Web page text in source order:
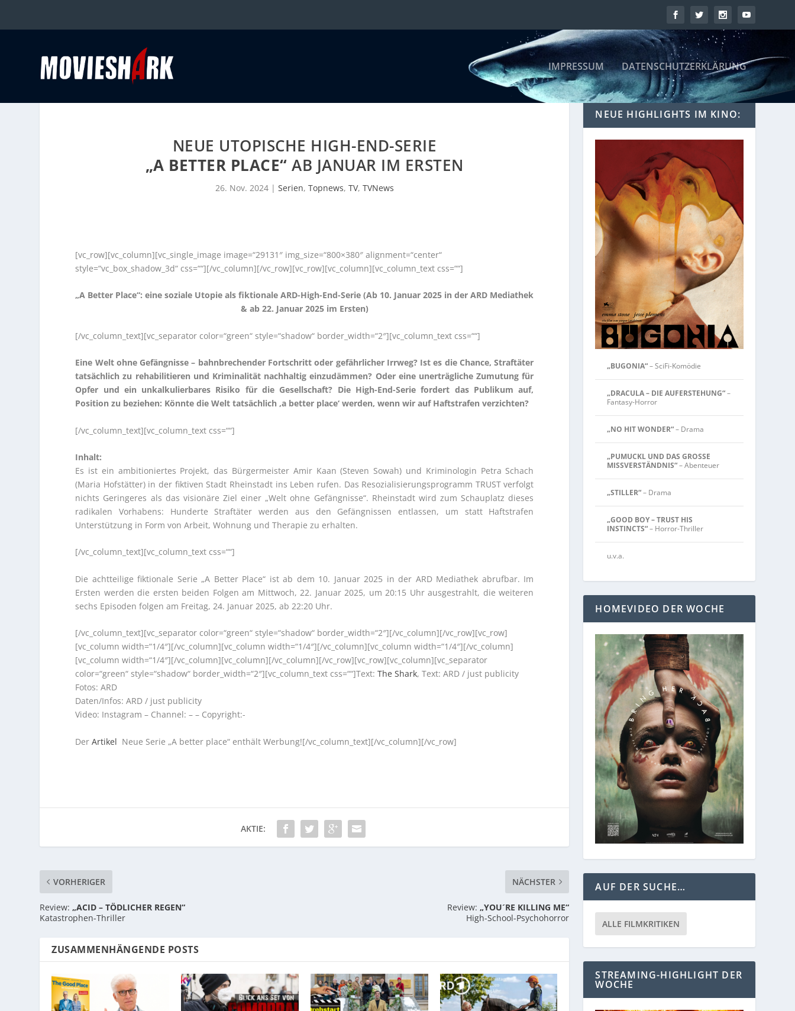
IMPRESSUM DATENSCHUTZERKLÄRUNG
NEUE UTOPISCHE HIGH-END-SERIE
„A BETTER PLACE“AB JANUAR IM ERSTEN
26. Nov. 2024| Serien, Topnews, TV, TVNews
[vc_row][vc_column][vc_single_image image=“29131″ img_size=“800×380″ alignment=“center“
style=“vc_box_shadow_3d“ css=““][/vc_column][/vc_row][vc_row][vc_column][vc_column_text css=““]
„A Better Place“: eine soziale Utopie als fiktionale ARD-High-End-Serie (Ab 10. Januar 2025 in der ARD Mediathek
& ab 22. Januar 2025 im Ersten)
[/vc_column_text][vc_separator color=“green“ style=“shadow“ border_width=“2″][vc_column_text css=““]
Eine Welt ohne Gefängnisse – bahnbrechender Fortschritt oder gefährlicher Irrweg? Ist es die Chance, Straftäter
tatsächlich zu rehabilitieren und Kriminalität nachhaltig einzudämmen? Oder eine unerträgliche Zumutung für
Opfer und ein unkalkulierbares Risiko für die Gesellschaft? Die High-End-Serie fordert das Publikum auf,
Position zu beziehen: Könnte die Welt tatsächlich ‚a better place‘ werden, wenn wir auf Haftstrafen verzichten?
[/vc_column_text][vc_column_text css=““]
Inhalt:
Es ist ein ambitioniertes Projekt, das Bürgermeister Amir Kaan (Steven Sowah) und Kriminologin Petra Schach
(Maria Hofstätter) in der fiktiven Stadt Rheinstadt ins Leben rufen. Das Resozialisierungsprogramm TRUST verfolgt
nichts Geringeres als das visionäre Ziel einer „Welt ohne Gefängnisse“. Rheinstadt wird zum Schauplatz dieses
radikalen Vorhabens: Hunderte Straftäter werden aus den Gefängnissen entlassen, um statt Haftstrafen
Unterstützung in Form von Arbeit, Wohnung und Therapie zu erhalten.
[/vc_column_text][vc_column_text css=““]
Die achtteilige fiktionale Serie „A Better Place“ ist ab dem 10. Januar 2025 in der ARD Mediathek abrufbar. Im
Ersten werden die ersten beiden Folgen am Mittwoch, 22. Januar 2025, um 20:15 Uhr ausgestrahlt, die weiteren
sechs Episoden folgen am Freitag, 24. Januar 2025, ab 22:20 Uhr.
[/vc_column_text][vc_separator color=“green“ style=“shadow“ border_width=“2″][/vc_column][/vc_row][vc_row]
[vc_column width=“1/4″][/vc_column][vc_column width=“1/4″][/vc_column][vc_column width=“1/4″][/vc_column]
[vc_column width=“1/4″][/vc_column][vc_column][/vc_column][/vc_row][vc_row][vc_column][vc_separator
color=“green“ style=“shadow“ border_width=“2″][vc_column_text css=““]Text:The Shark, Text: ARD / just publicity
Fotos: ARD
Daten/Infos: ARD / just publicity
Video: Instagram – Channel: – – Copyright:-
DerArtikel Neue Serie „A better place“ enthält Werbung![/vc_column_text][/vc_column][/vc_row]
AKTIE:
VORHERIGER
Review: „ACID – TÖDLICHER REGEN“
Katastrophen-Thriller
NÄCHSTER
Review: „YOU´RE KILLING ME“
High-School-Psychohorror
ZUSAMMENHÄNGENDE POSTS
NEUE HIGHLIGHTS IM KINO:
„BUGONIA“– SciFi-Komödie
„DRACULA – DIE AUFERSTEHUNG“–
Fantasy-Horror
„NO HIT WONDER“– Drama
„PUMUCKL UND DAS GROSSE
MISSVERSTÄNDNIS“– Abenteuer
„STILLER“– Drama
„GOOD BOY – TRUST HIS
INSTINCTS“– Horror-Thriller
u.v.a.
HOMEVIDEO DER WOCHE
AUF DER SUCHE…
ALLE FILMKRITIKEN
STREAMING-HIGHLIGHT DER
WOCHE